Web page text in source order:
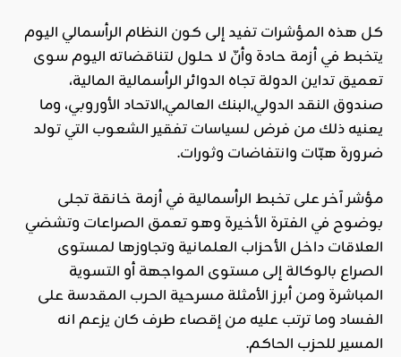
كل هذه المؤشرات تفيد إلى كون النظام الرأسمالي اليوم
يتخبط في أزمة حادة وأنّ لا حلول لتناقضاته اليوم سوى
تعميق تداين الدولة تجاه الدوائر الرأسمالية المالية،
صندوق النقد الدولي,البنك العالمي,الاتحاد الأوروبي، وما
يعنيه ذلك من فرض لسياسات تفقير الشعوب التي تولد
ضرورة هبّات وانتفاضات وثورات.
مؤشر آخر على تخبط الرأسمالية في أزمة خانقة تجلى
بوضوح في الفترة الأخيرة وهو تعمق الصراعات وتشضي
العلاقات داخل الأحزاب العلمانية وتجاوزها لمستوى
الصراع بالوكالة إلى مستوى المواجهة أو التسوية
المباشرة ومن أبرز الأمثلة مسرحية الحرب المقدسة على
الفساد وما ترتب عليه من إقصاء طرف كان يزعم انه
المسير للحزب الحاكم.